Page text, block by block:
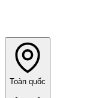
Toàn quốc